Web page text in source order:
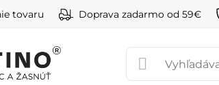
tovaru Doprava zadarmo od 59€